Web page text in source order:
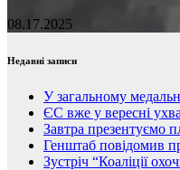
08.17.2025
Недавні записи
У загальному
ЄС вже у вересні
Завтра презентуємо
Генштаб повідомив
Зустріч “Коаліції